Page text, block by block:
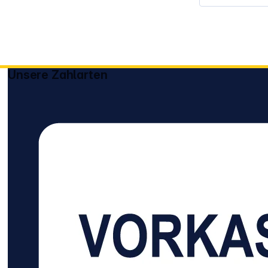
18 cm
kompakte
erkennen
Kollisionen Schnittbreite von 18 cm –
erlaubt
engeren Bereichen
Unsere Zahlarten